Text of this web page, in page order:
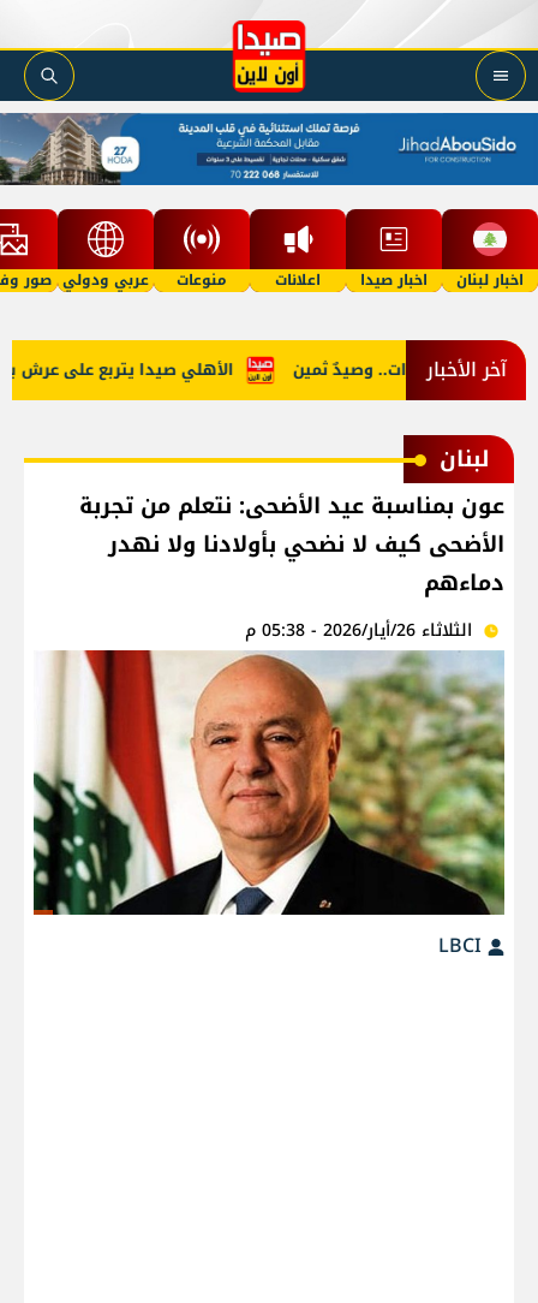
اخبار لبنان اخبار صيدا اعلانات منوعات عربي ودولي صور
آخر الأخبار الأهلي صيدا يتربع على عرش بطولة تجار المخدرات.. وصيدٌ ثمين
لبنان
عون بمناسبة عيد الأضحى: نتعلم من تجربة
الأضحى كيف لا نضحي بأولادنا ولا نهدر
دماءهم
الثلاثاء 26/أيار/2026 - 05:38 م